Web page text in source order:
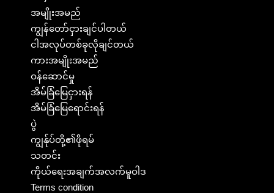
အမျိုးအမည်
ကျွန်တော်ငှားချင်ပါတယ်
ငါအလုပ်တစ်ခုလိုချင်တယ်
ကားအမျိုးအမည်
ဝန်ဆောင်မှု
အိမ်ခြံမြေငှားရန်
အိမ်ခြံမြေရောင်းရန်
ပွဲ
ကျွန်ုပ်တို့၏ဖိုရမ်
သတင်း
ကိုယ်ရေးအချက်အလက်မူဝါဒ
Terms condition